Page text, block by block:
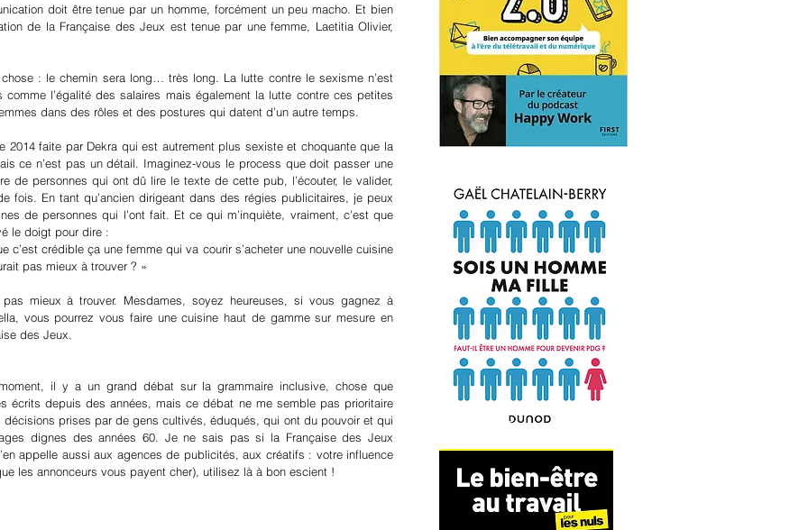
doit être tenue par un homme, forcément un peu macho. Et bien
de la Française des Jeux est tenue par une femme, Laetitia Olivier,
: le chemin sera long… très long. La lutte contre le sexisme n’est
l’égalité des salaires mais également la lutte contre ces petites
dans des rôles et des postures qui datent d’un autre temps.
2014 faite par Dekra qui est autrement plus sexiste et choquante que la
ce n’est pas un détail. Imaginez-vous le process que doit passer une
de personnes qui ont dû lire le texte de cette pub, l’écouter, le valider,
fois. En tant qu’ancien dirigeant dans des régies publicitaires, je peux
de personnes qui l’ont fait. Et ce qui m’inquiète, vraiment, c’est que
le doigt pour dire :
crédible ça une femme qui va courir s’acheter une nouvelle cuisine
pas mieux à trouver ? »
mieux à trouver. Mesdames, soyez heureuses, si vous gagnez à
vous pourrez vous faire une cuisine haut de gamme sur mesure en
des Jeux.
il y a un grand débat sur la grammaire inclusive, chose que
écrits depuis des années, mais ce débat ne me semble pas prioritaire
prises par de gens cultivés, éduqués, qui ont du pouvoir et qui
dignes des années 60. Je ne sais pas si la Française des Jeux
appelle aussi aux agences de publicités, aux créatifs : votre influence
les annonceurs vous payent cher), utilisez là à bon escient !